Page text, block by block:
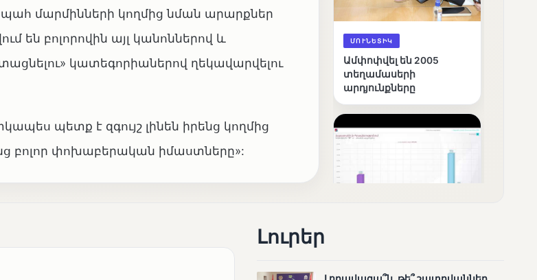
մարմինների կողմից նման արարքներ
են բոլորովին այլ կանոններով և
կատեգորիաներով ղեկավարվելու
պետք է զգույշ լինեն իրենց կողմից
բոլոր փոխաբերական իմաստները»:
ՄՈՒՆԵՏԻԿ
Ամփոփվել են 2005
տեղամասերի
արդյունքները
նախնական
Լուրեր